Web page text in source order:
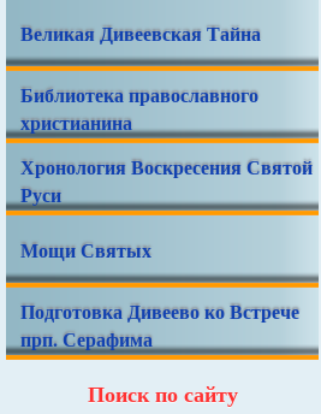
Великая Дивеевская Тайна
Библиотека православного
христианина
Хронология Воскресения Святой
Руси
Мощи Святых
Подготовка Дивеево ко Встрече
прп. Серафима
Поиск по сайту